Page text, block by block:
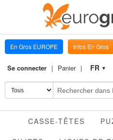
En Gros EUROPE Infos En Gros
Se connecter Panier FR ▼
CASSE-TÊTES